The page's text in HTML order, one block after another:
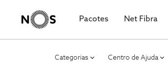
Pacotes Net Fibra
Categorias Centro de Ajuda